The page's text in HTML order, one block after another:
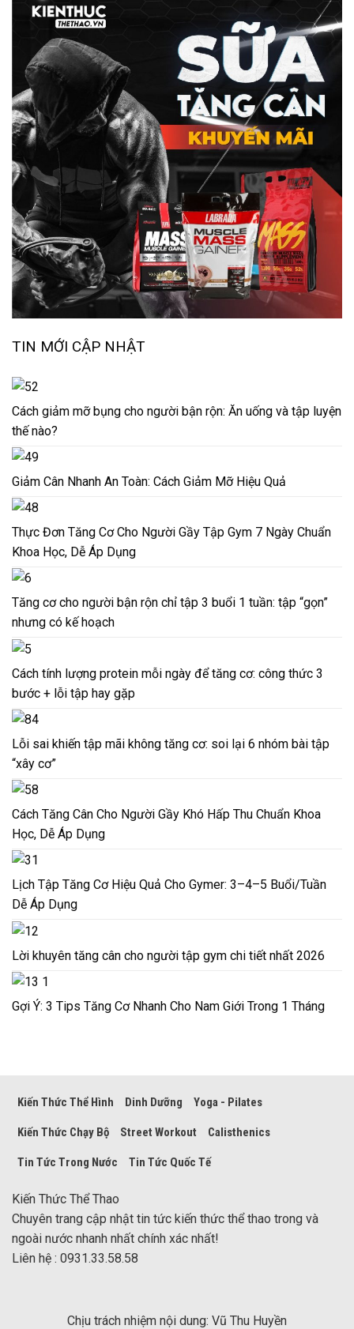
TIN MỚI CẬP NHẬT
Cách giảm mỡ bụng cho người bận rộn: Ăn uống và tập luyện
thế nào?
Giảm Cân Nhanh An Toàn: Cách Giảm Mỡ Hiệu Quả
Thực Đơn Tăng Cơ Cho Người Gầy Tập Gym 7 Ngày Chuẩn
Khoa Học, Dễ Áp Dụng
Tăng cơ cho người bận rộn chỉ tập 3 buổi 1 tuần: tập “gọn”
nhưng có kế hoạch
Cách tính lượng protein mỗi ngày để tăng cơ: công thức 3
bước + lỗi tập hay gặp
Lỗi sai khiến tập mãi không tăng cơ: soi lại 6 nhóm bài tập
“xây cơ”
Cách Tăng Cân Cho Người Gầy Khó Hấp Thu Chuẩn Khoa
Học, Dễ Áp Dụng
Lịch Tập Tăng Cơ Hiệu Quả Cho Gymer: 3–4–5 Buổi/Tuần
Dễ Áp Dụng
Lời khuyên tăng cân cho người tập gym chi tiết nhất 2026
Gợi Ý: 3 Tips Tăng Cơ Nhanh Cho Nam Giới Trong 1 Tháng
Kiến Thức Thể Hình Dinh Dưỡng Yoga - Pilates
Kiến Thức Chạy Bộ Street Workout Calisthenics
Tin Tức Trong Nước Tin Tức Quốc Tế
Kiến Thức Thể Thao
Chuyên trang cập nhật tin tức kiến thức thể thao trong và
ngoài nước nhanh nhất chính xác nhất!
Liên hệ : 0931.33.58.58
Chịu trách nhiệm nội dung: Vũ Thu Huyền